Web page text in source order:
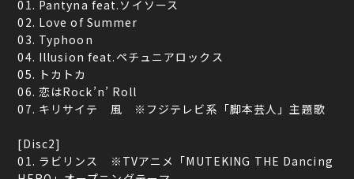
01. Pantyna feat.ソイソース
02. Love of Summer
03. Typhoon
04. Illusion feat.ペチュニアロックス
05. トカトカ
06. 恋はRock’n’ Roll
07. キリサイテ 風 ※フジテレビ系「脚本芸人」主題歌
[Disc2]
01. ラビリンス ※TVアニメ「MUTEKING THE Dancing